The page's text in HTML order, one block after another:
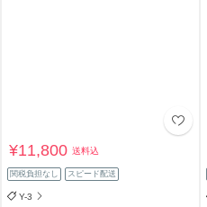
¥11,800送料込
関税負担なし スピード配送
Y-3